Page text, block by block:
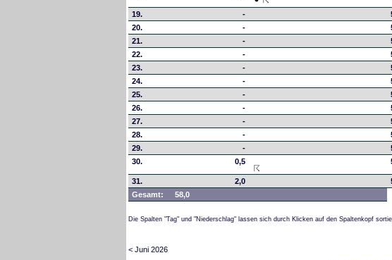
19. -
20.
-
21.
-
22.
-
23.
-
24.
-
25.
-
26.
-
27.
-
28.
-
29.
-
30.
0,5
31. 2,0
Gesamt:
58,0
Die Spalten "Tag" und "Niederschlag" lassen sich durch Klicken auf den Spaltenkopf
< Juni 2026